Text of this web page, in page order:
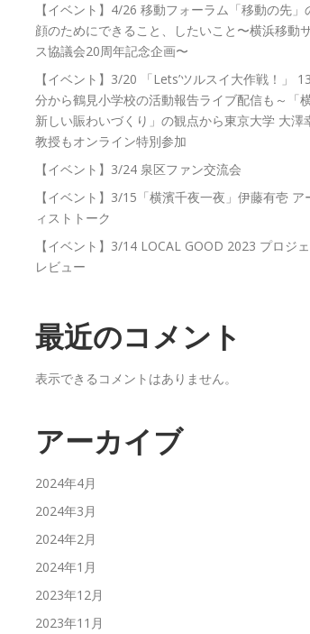
【イベント】4/26 移動フォーラム「移動の先」
顔のためにできること、したいこと〜横浜移動
ス協議会20周年記念企画〜
【イベント】3/20 「Lets’ツルスイ大作戦！」
分から鶴見小学校の活動報告ライブ配信も～「
新しい賑わいづくり」の観点から東京大学 大澤
教授もオンライン特別参加
【イベント】3/24 泉区ファン交流会
【イベント】3/15「横濱千夜一夜」伊藤有壱 ア
ィストトーク
【イベント】3/14 LOCAL GOOD 2023 プロジ
レビュー
最近のコメント
表示できるコメントはありません。
アーカイブ
2024年4月
2024年3月
2024年2月
2024年1月
2023年12月
2023年11月